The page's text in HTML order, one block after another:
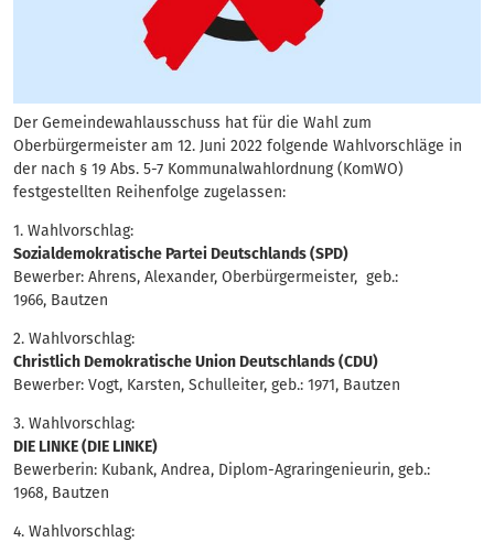
Der Gemeindewahlausschuss hat für die Wahl zum
Oberbürgermeister am 12. Juni 2022 folgende Wahlvorschläge in
der nach § 19 Abs. 5-7 Kommunalwahlordnung (KomWO)
festgestellten Reihenfolge zugelassen:
1. Wahlvorschlag:
Sozialdemokratische Partei Deutschlands (SPD)
Bewerber: Ahrens, Alexander, Oberbürgermeister, geb.:
1966, Bautzen
2. Wahlvorschlag:
Christlich Demokratische Union Deutschlands (CDU)
Bewerber: Vogt, Karsten, Schulleiter, geb.: 1971, Bautzen
3. Wahlvorschlag:
DIE LINKE (DIE LINKE)
Bewerberin: Kubank, Andrea, Diplom-Agraringenieurin, geb.:
1968, Bautzen
4. Wahlvorschlag: